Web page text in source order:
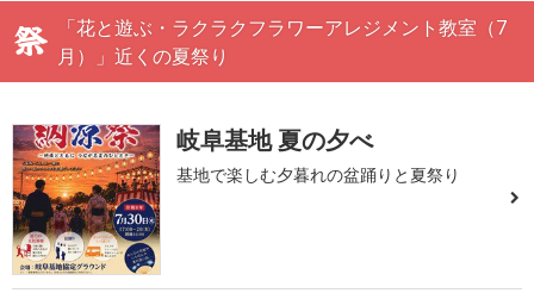
「花と遊ぶ・ラクラクフラワーアレジメント教室（7
月）」近くの夏祭り
岐阜基地 夏の夕べ
基地で楽しむ夕暮れの盆踊りと夏祭り